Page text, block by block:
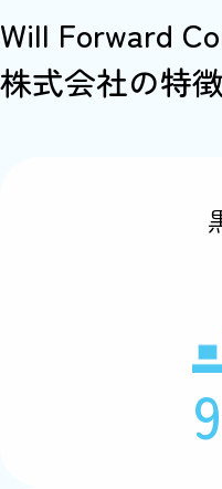
Will Forward
株式会社の特徴
9